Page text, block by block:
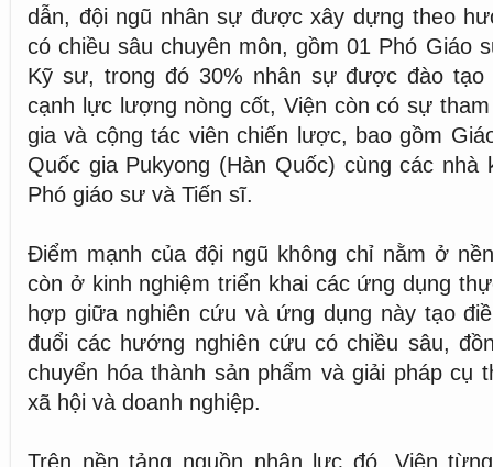
dẫn, đội ngũ nhân sự được xây dựng theo
có chiều sâu chuyên môn, gồm 01 Phó Giáo
Kỹ sư, trong đó 30% nhân sự được đào
cạnh lực lượng nòng cốt, Viện còn có sự
gia và cộng tác viên chiến lược, bao gồm
Quốc gia Pukyong (Hàn Quốc) cùng các
Phó giáo sư và Tiến sĩ.
Điểm mạnh của đội ngũ không chỉ nằm ở
còn ở kinh nghiệm triển khai các ứng dụng
hợp giữa nghiên cứu và ứng dụng này tạo
đuổi các hướng nghiên cứu có chiều sâu,
chuyển hóa thành sản phẩm và giải pháp cụ
xã hội và doanh nghiệp.
Trên nền tảng nguồn nhân lực đó, Viện